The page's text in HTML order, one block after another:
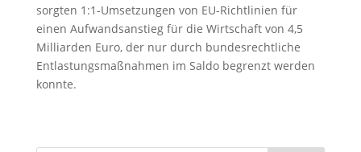
sorgten 1:1-Umsetzungen von EU-Richtlinien für
einen Aufwandsanstieg für die Wirtschaft von 4,5
Milliarden Euro, der nur durch bundesrechtliche
Entlastungsmaßnahmen im Saldo begrenzt werden
konnte.